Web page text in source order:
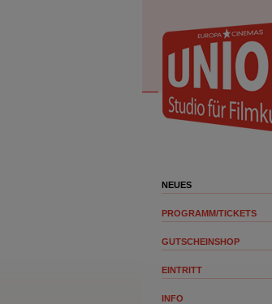
NEUES
PROGRAMM/TICKETS
GUTSCHEINSHOP
EINTRITT
INFO